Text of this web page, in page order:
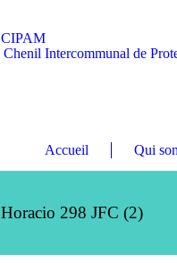
CIPAM
Chenil Intercommunal de
Accueil Qui
Horacio 298 JFC (2)